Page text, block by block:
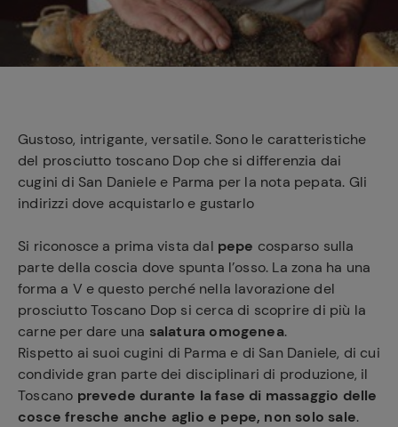
Gustoso, intrigante, versatile. Sono le caratteristiche
del prosciutto toscano Dop che si differenzia dai
cugini di San Daniele e Parma per la nota pepata. Gli
indirizzi dove acquistarlo e gustarlo
Si riconosce a prima vista dal pepe cosparso sulla
parte della coscia dove spunta l’osso. La zona ha una
forma a V e questo perché nella lavorazione del
prosciutto Toscano Dop si cerca di scoprire di più la
carne per dare una salatura omogenea.
Rispetto ai suoi cugini di Parma e di San Daniele, di cui
condivide gran parte dei disciplinari di produzione, il
Toscano prevede durante la fase di massaggio delle
cosce fresche anche aglio e pepe, non solo sale.